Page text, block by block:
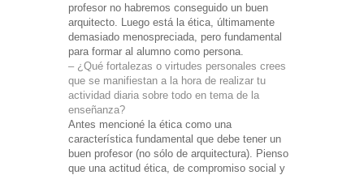
profesor no habremos conseguido un buen
arquitecto. Luego está la ética, últimamente
demasiado menospreciada, pero fundamental
para formar al alumno como persona.
– ¿Qué fortalezas o virtudes personales crees
que se manifiestan a la hora de realizar tu
actividad diaria sobre todo en tema de la
enseñanza?
Antes mencioné la ética como una
característica fundamental que debe tener un
buen profesor (no sólo de arquitectura). Pienso
que una actitud ética, de compromiso social y